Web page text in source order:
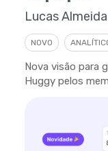
Lucas Almeida
NOVO
Nova visão para
Huggy pelos